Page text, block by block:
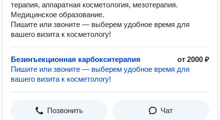
терапия, аппаратная косметология, мезотерапия.
Медицинское образование.
Пишите или звоните — выберем удобное время для
вашего визита к косметологу!
Безинъекционная карбокситерапия
от 2000 ₽
Пишите или звоните — выберем удобное время для
вашего визита к косметологу!
Позвонить Чат